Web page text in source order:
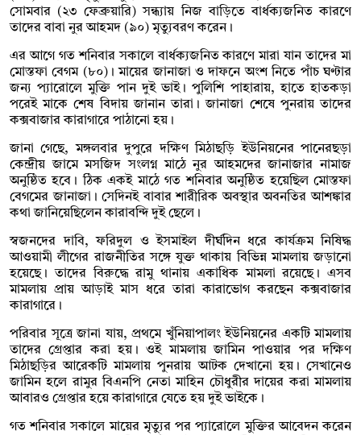
সোমবার (২৩ ফেব্রুয়ারি) সন্ধ্যায় নিজ বাড়িতে বার্ধক্যজনিত কারণে
তাদের বাবা নুর আহমদ (৯০) মৃত্যুবরণ করেন।
এর আগে গত শনিবার সকালে বার্ধক্যজনিত কারণে মারা যান তাদের মা
মোস্তফা বেগম (৮০)। মায়ের জানাজা ও দাফনে অংশ নিতে পাঁচ ঘণ্টার
জন্য প্যারোলে মুক্তি পান দুই ভাই। পুলিশি পাহারায়, হাতে হাতকড়া
পরেই মাকে শেষ বিদায় জানান তারা। জানাজা শেষে পুনরায় তাদের
কক্সবাজার কারাগারে পাঠানো হয়।
জানা গেছে, মঙ্গলবার দুপুরে দক্ষিণ মিঠাছড়ি ইউনিয়নের পানেরছড়া
কেন্দ্রীয় জামে মসজিদ সংলগ্ন মাঠে নুর আহমদের জানাজার নামাজ
অনুষ্ঠিত হবে। ঠিক একই মাঠে গত শনিবার অনুষ্ঠিত হয়েছিল মোস্তফা
বেগমের জানাজা। সেদিনই বাবার শারীরিক অবস্থার অবনতির আশঙ্কার
কথা জানিয়েছিলেন কারাবন্দি দুই ছেলে।
স্বজনদের দাবি, ফরিদুল ও ইসমাইল দীর্ঘদিন ধরে কার্যক্রম নিষিদ্ধ
আওয়ামী লীগের রাজনীতির সঙ্গে যুক্ত থাকায় বিভিন্ন মামলায় জড়ানো
হয়েছে। তাদের বিরুদ্ধে রামু থানায় একাধিক মামলা রয়েছে। এসব
মামলায় প্রায় আড়াই মাস ধরে তারা কারাভোগ করছেন কক্সবাজার
কারাগারে।
পরিবার সূত্রে জানা যায়, প্রথমে খুঁনিয়াপালং ইউনিয়নের একটি মামলায়
তাদের গ্রেপ্তার করা হয়। ওই মামলায় জামিন পাওয়ার পর দক্ষিণ
মিঠাছড়ির আরেকটি মামলায় পুনরায় আটক দেখানো হয়। সেখানেও
জামিন হলে রামুর বিএনপি নেতা মাহিন চৌধুরীর দায়ের করা মামলায়
আবারও গ্রেপ্তার হয়ে কারাগারে যেতে হয় দুই ভাইকে।
গত শনিবার সকালে মায়ের মৃত্যুর পর প্যারোলে মুক্তির আবেদন করেন